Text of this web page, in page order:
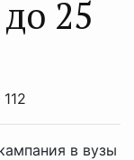
25
112
в вузы